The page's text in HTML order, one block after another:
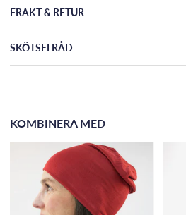
FRAKT & RETUR
SKÖTSELRÅD
KOMBINERA MED